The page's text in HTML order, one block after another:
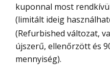
kuponnal most
(limitált ideig
(Refurbished változat,
újszerű, ellenőrzött és
mennyiség).